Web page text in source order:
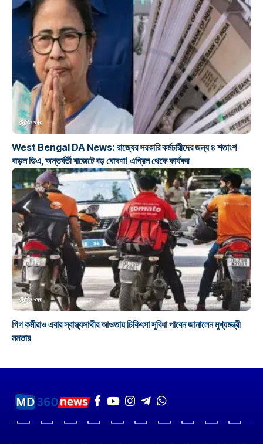
ট্রেন্ডিং খবর
West Bengal DA News: রাজ্যের সরকারি কর্মচারীদের জন্য ৪ শতাংশ
বাড়ল ডিএ, অন্তর্বর্তী বাজেটে বড় ঘোষণা! এপ্রিল থেকে কার্যকর
ট্রেন্ডিং খবর
গিগ কর্মীরাও এবার স্বাস্থ্যসাথীর আওতায় চিকিৎসা সুবিধা পাবেন জানালেন মুখ্যমন্ত্রী
মমতার